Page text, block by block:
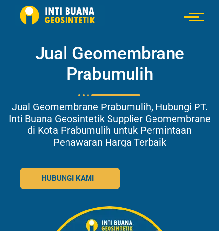
Jual Geomembrane
Prabumulih
Jual Geomembrane Prabumulih, Hubungi PT.
Inti Buana Geosintetik Supplier Geomembrane
di Kota Prabumulih untuk Permintaan
Penawaran Harga Terbaik
HUBUNGI KAMI